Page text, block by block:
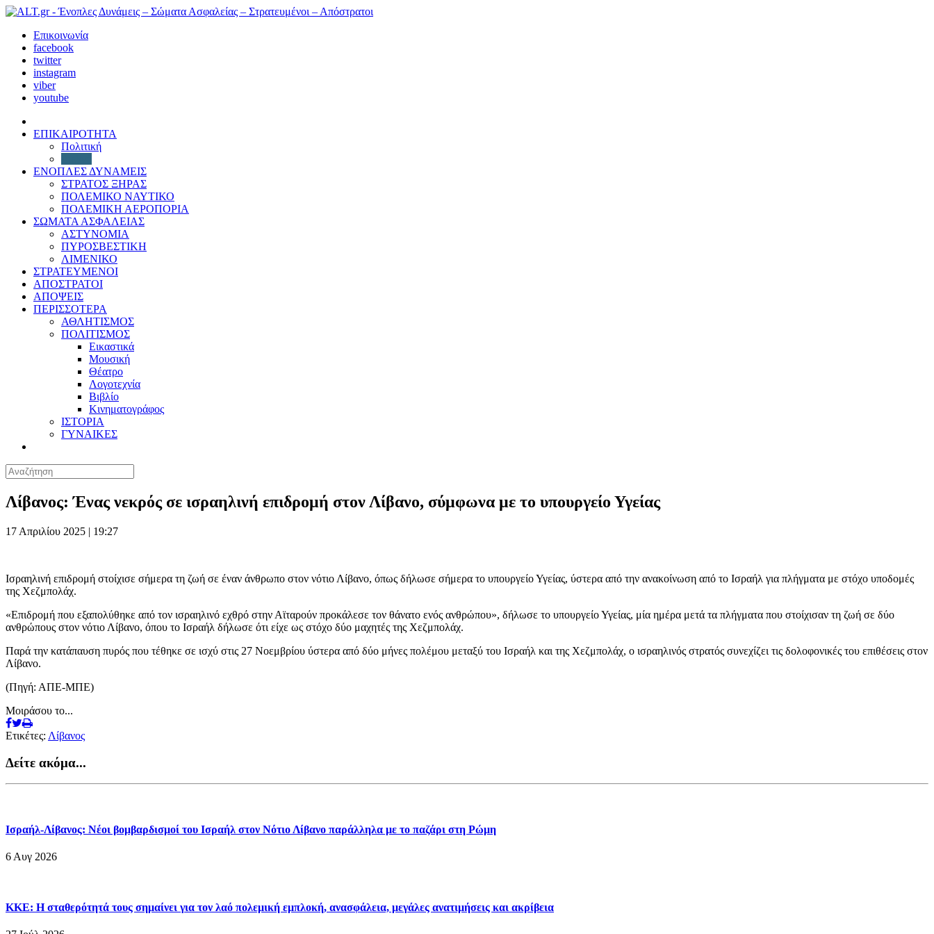
Επικοινωνία
facebook
twitter
instagram
viber
youtube
ΕΠΙΚΑΙΡΟΤΗΤΑ
Πολιτική
ΕΝΟΠΛΕΣ ΔΥΝΑΜΕΙΣ
ΣΤΡΑΤΟΣ ΞΗΡΑΣ
ΠΟΛΕΜΙΚΟ ΝΑΥΤΙΚΟ
ΠΟΛΕΜΙΚΗ ΑΕΡΟΠΟΡΙΑ
ΣΩΜΑΤΑ ΑΣΦΑΛΕΙΑΣ
ΑΣΤΥΝΟΜΙΑ
ΠΥΡΟΣΒΕΣΤΙΚΗ
ΛΙΜΕΝΙΚΟ
ΣΤΡΑΤΕΥΜΕΝΟΙ
ΑΠΟΣΤΡΑΤΟΙ
ΑΠΟΨΕΙΣ
ΠΕΡΙΣΣΟΤΕΡΑ
ΑΘΛΗΤΙΣΜΟΣ
ΠΟΛΙΤΙΣΜΟΣ
Εικαστικά
Μουσική
Θέατρο
Λογοτεχνία
Βιβλίο
Κινηματογράφος
ΙΣΤΟΡΙΑ
ΓΥΝΑΙΚΕΣ
Λίβανος: Ένας νεκρός σε ισραηλινή επιδρομή στον Λίβανο, σύμφωνα με το υπουργείο Υγείας
17 Απριλίου 2025 | 19:27
Ισραηλινή επιδρομή στοίχισε σήμερα τη ζωή σε έναν άνθρωπο στον νότιο Λίβανο, όπως δήλωσε σήμερα το υπουργείο Υγείας, ύστερα από την ανακοίνωση από το Ισραήλ για πλήγματα με στόχο υποδομές
της Χεζμπολάχ.
«Επιδρομή που εξαπολύθηκε από τον ισραηλινό εχθρό στην Αϊταρούν προκάλεσε τον θάνατο ενός ανθρώπου», δήλωσε το υπουργείο Υγείας, μία ημέρα μετά τα πλήγματα που στοίχισαν τη ζωή σε δύο
ανθρώπους στον νότιο Λίβανο, όπου το Ισραήλ δήλωσε ότι είχε ως στόχο δύο μαχητές της Χεζμπολάχ.
Παρά την κατάπαυση πυρός που τέθηκε σε ισχύ στις 27 Νοεμβρίου ύστερα από δύο μήνες πολέμου μεταξύ του Ισραήλ και της Χεζμπολάχ, ο ισραηλινός στρατός συνεχίζει τις δολοφονικές του επιθέσεις στον
Λίβανο.
(Πηγή: ΑΠΕ-ΜΠΕ)
Μοιράσου το...
Ετικέτες: Λίβανος
Δείτε ακόμα...
Ισραήλ-Λίβανος: Νέοι βομβαρδισμοί του Ισραήλ στον Νότιο Λίβανο παράλληλα με το παζάρι στη Ρώμη
6 Αυγ 2026
ΚΚΕ: Η σταθερότητά τους σημαίνει για τον λαό πολεμική εμπλοκή, ανασφάλεια, μεγάλες ανατιμήσεις και ακρίβεια